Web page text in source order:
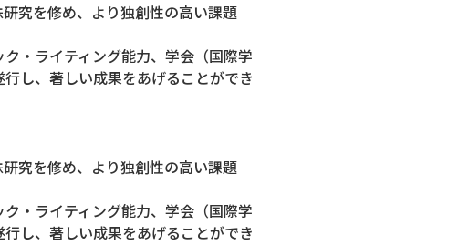
究を修め、より独創性の高い課題
・ライティング能力、学会（国際学
し、著しい成果をあげることができ
究を修め、より独創性の高い課題
・ライティング能力、学会（国際学
し、著しい成果をあげることができ